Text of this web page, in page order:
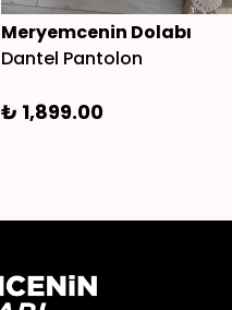
Meryemcenin Dolabı
Dantel Pantolon
₺ 1,899.00